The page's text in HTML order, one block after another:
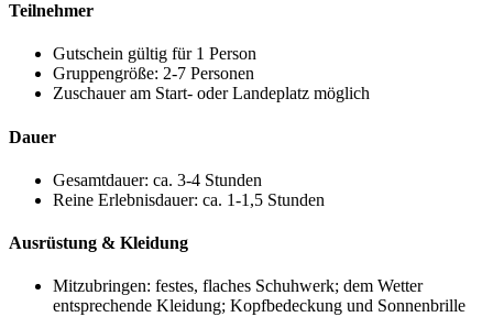
Teilnehmer
Gutschein gültig für 1 Person
Gruppengröße: 2-7 Personen
Zuschauer am Start- oder Landeplatz möglich
Dauer
Gesamtdauer: ca. 3-4 Stunden
Reine Erlebnisdauer: ca. 1-1,5 Stunden
Ausrüstung & Kleidung
Mitzubringen: festes, flaches Schuhwerk; dem Wetter
entsprechende Kleidung; Kopfbedeckung und Sonnenbrille